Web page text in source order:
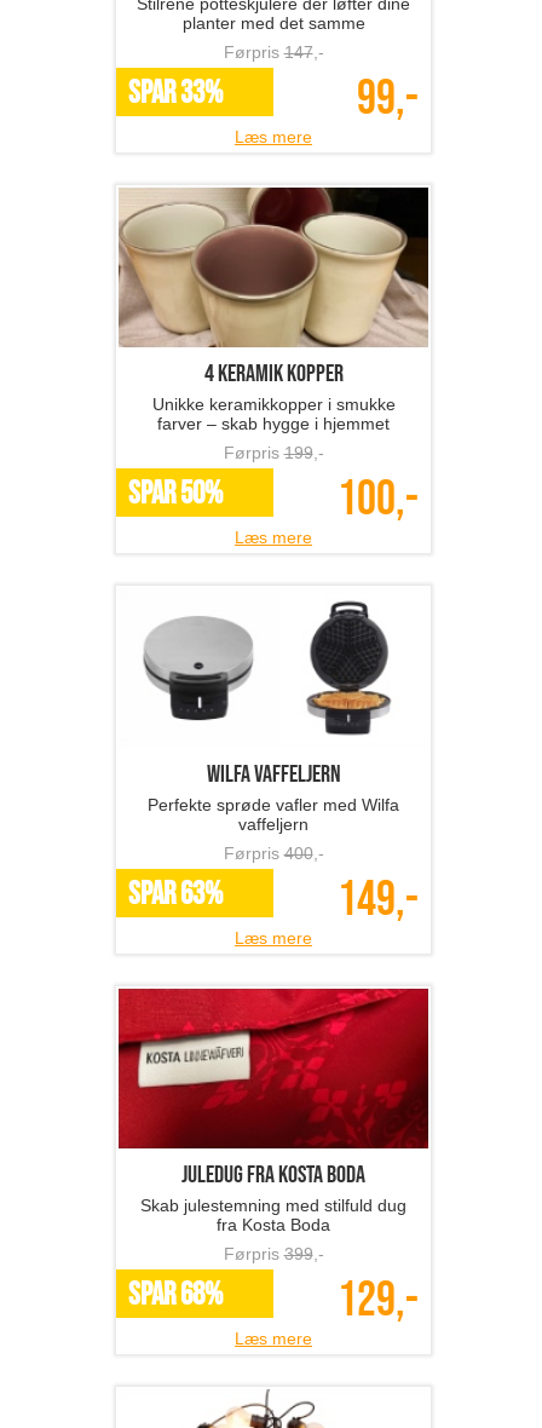
Stilrene potteskjulere der løfter dine
planter med det samme
Førpris147,-
SPAR 33% 99,-
Læs mere
4 keramik kopper
Unikke keramikkopper i smukke
farver – skab hygge i hjemmet
Førpris199,-
SPAR 50% 100,-
Læs mere
Wilfa vaffeljern
Perfekte sprøde vafler med Wilfa
vaffeljern
Førpris400,-
SPAR 63% 149,-
Læs mere
Juledug fra Kosta Boda
Skab julestemning med stilfuld dug
fra Kosta Boda
Førpris399,-
SPAR 68% 129,-
Læs mere